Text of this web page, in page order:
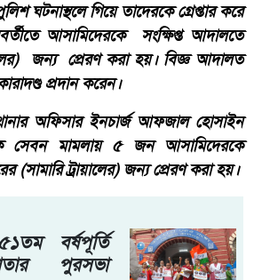
ঘটনাস্থলে গিয়ে তাদেরকে গ্রেপ্তার করে
আসামিদেরকে সংক্ষিপ্ত আদালতে
জন্য প্রেরণ করা হয়। বিজ্ঞ আদালত
প্রদান করেন।
অফিসার ইনচার্জ আফজাল হোসাইন
সেবন মামলায় ৫ জন আসামিদেরকে
(সামারি ট্রায়ালের) জন্য প্রেরণ করা হয়।
বর্ষপূর্তি
পুরসভা